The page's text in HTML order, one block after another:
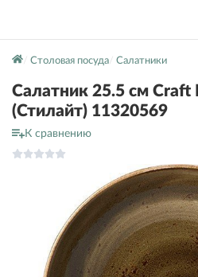
Столовая посуда Салатники
Салатник 25.5 см Craft
(Стилайт) 11320569
К сравнению